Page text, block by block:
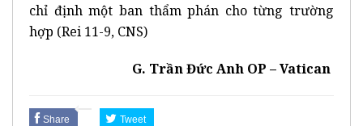
chỉ định một ban thẩm phán cho từng trường
hợp (Rei 11-9, CNS)
G. Trần Đức Anh OP – Vatican
Share Tweet